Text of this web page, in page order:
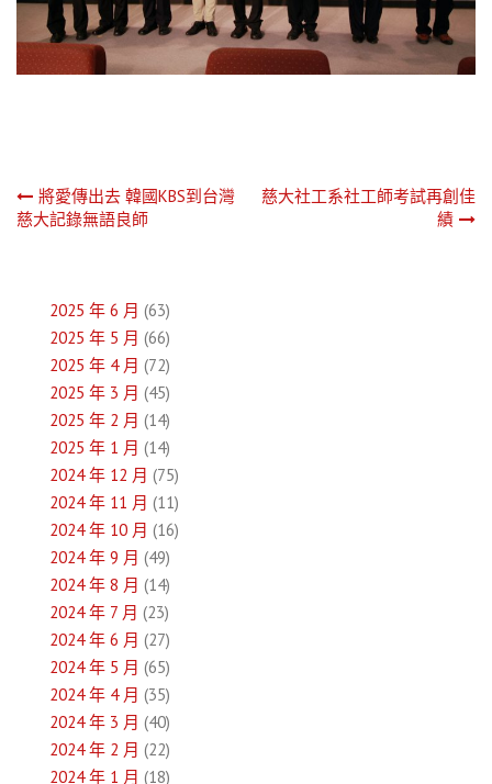
文
覽
將愛傳出去 韓國KBS到台灣
慈大記錄無語良師
慈大社工系社工師考試再創佳
績
2025 年 6 月 (63)
2025 年 5 月 (66)
2025 年 4 月 (72)
2025 年 3 月 (45)
2025 年 2 月 (14)
2025 年 1 月 (14)
2024 年 12 月 (75)
2024 年 11 月 (11)
2024 年 10 月 (16)
2024 年 9 月 (49)
2024 年 8 月 (14)
2024 年 7 月 (23)
2024 年 6 月 (27)
2024 年 5 月 (65)
2024 年 4 月 (35)
2024 年 3 月 (40)
2024 年 2 月 (22)
2024 年 1 月 (18)